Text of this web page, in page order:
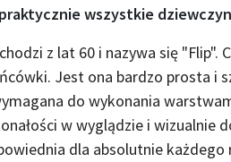
wszystkie
z lat 60 i nazywa się "Flip".
Jest ona bardzo prosta i
do wykonania
w wyglądzie i wizualnie
dla absolutnie każdego